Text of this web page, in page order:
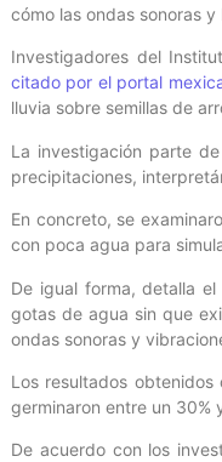
cómo las ondas sonoras
Investigadores del
citado por el portal
lluvia sobre semillas de
La investigación parte
precipitaciones,
En concreto, se
con poca agua para
De igual forma, detalla
gotas de agua sin que
ondas sonoras y
Los resultados
germinaron entre un 30%
De acuerdo con los